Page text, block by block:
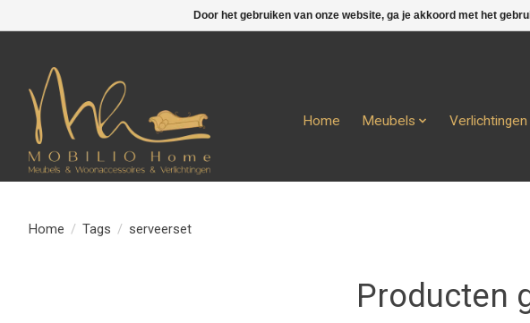
Home Meubels Verlichtingen
Home / Tags / serveerset
Producten
Door het gebruiken van onze website, ga je akkoord met het